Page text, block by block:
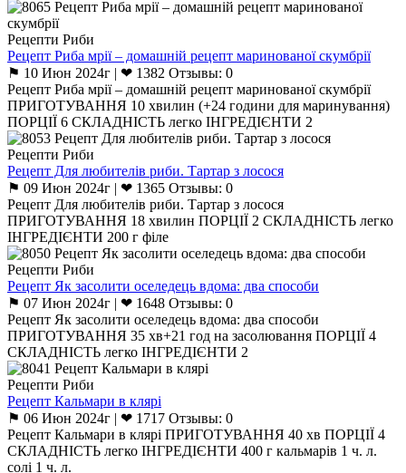
Рецепти Риби
Рецепт Риба мрії – домашній рецепт маринованої скумбрії
⚑ 10 Июн 2024г | ❤ 1382 Отзывы: 0
Рецепт Риба мрії – домашній рецепт маринованої скумбрії
ПРИГОТУВАННЯ 10 хвилин (+24 години для маринування)
ПОРЦІЇ 6 СКЛАДНІСТЬ легко ІНГРЕДІЄНТИ 2
Рецепти Риби
Рецепт Для любителів риби. Тартар з лосося
⚑ 09 Июн 2024г | ❤ 1365 Отзывы: 0
Рецепт Для любителів риби. Тартар з лосося
ПРИГОТУВАННЯ 18 хвилин ПОРЦІЇ 2 СКЛАДНІСТЬ легко
ІНГРЕДІЄНТИ 200 г філе
Рецепти Риби
Рецепт Як засолити оселедець вдома: два способи
⚑ 07 Июн 2024г | ❤ 1648 Отзывы: 0
Рецепт Як засолити оселедець вдома: два способи
ПРИГОТУВАННЯ 35 хв+21 год на засолювання ПОРЦІЇ 4
СКЛАДНІСТЬ легко ІНГРЕДІЄНТИ 2
Рецепти Риби
Рецепт Кальмари в клярі
⚑ 06 Июн 2024г | ❤ 1717 Отзывы: 0
Рецепт Кальмари в клярі ПРИГОТУВАННЯ 40 хв ПОРЦІЇ 4
СКЛАДНІСТЬ легко ІНГРЕДІЄНТИ 400 г кальмарів 1 ч. л.
солі 1 ч. л.